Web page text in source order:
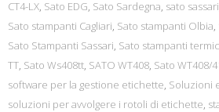
CT4-LX, Sato EDG, Sato Sardegna, sato sassari
Sato stampanti Cagliari, Sato stampanti Olbia,
Sato Stampanti Sassari, Sato stampanti
TT, Sato Ws408tt, SATO WT408, Sato WT408/
software per la gestione etichette, Soluzioni
soluzioni per avvolgere i rotoli di etichette,